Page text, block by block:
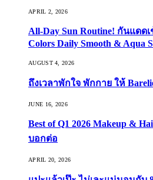
APRIL 2, 2026
All-Day Sun Routine! กันแดด
Colors Daily Smooth & Aqua
AUGUST 4, 2026
ถึงเวลาพักใจ พักกาย ให้
JUNE 16, 2026
Best of Q1 2026 Makeup &
บอกต่อ
APRIL 20, 2026